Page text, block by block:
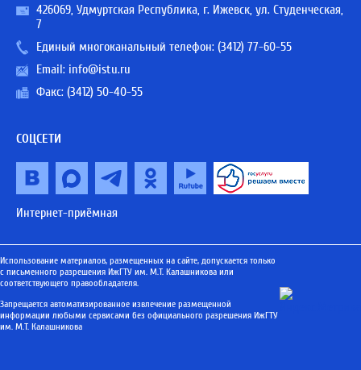
426069, Удмуртская Республика, г. Ижевск, ул. Студенческая,
7
Единый многоканальный телефон: (3412) 77-60-55
Email: info@istu.ru
Факс: (3412) 50-40-55
СОЦСЕТИ
Интернет-приёмная
Использование материалов, размещенных на сайте, допускается только
с письменного разрешения ИжГТУ им. М.Т. Калашникова или
соответствующего правообладателя.
Запрещается автоматизированное извлечение размещенной
информации любыми сервисами без официального разрешения ИжГТУ
им. М.Т. Калашникова